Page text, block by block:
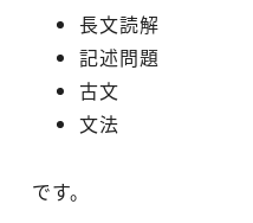
長文読解
記述問題
古文
文法
です。